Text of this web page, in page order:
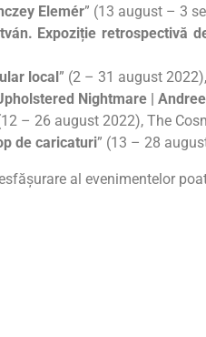
Elemér” (13 august – 3
Expoziție retrospectivă
local ” (2 – 31 august
Nightmare |
– 26 august 2022), The
de caricaturi” (13 – 28
al evenimentelor